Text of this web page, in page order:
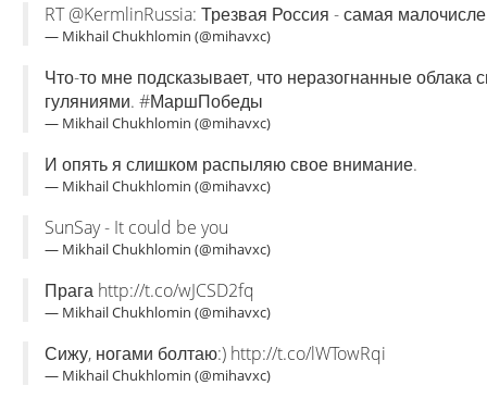
RT @KermlinRussia: Трезвая Россия - самая
— Mikhail Chukhlomin (@mihavxc)
Что-то мне подсказывает, что неразогнанные
гуляниями. #МаршПобеды
— Mikhail Chukhlomin (@mihavxc)
И опять я слишком распыляю свое внимание.
— Mikhail Chukhlomin (@mihavxc)
SunSay - It could be you
— Mikhail Chukhlomin (@mihavxc)
Прага http://t.co/wJCSD2fq
— Mikhail Chukhlomin (@mihavxc)
Сижу, ногами болтаю:) http://t.co/lWTowRqi
— Mikhail Chukhlomin (@mihavxc)